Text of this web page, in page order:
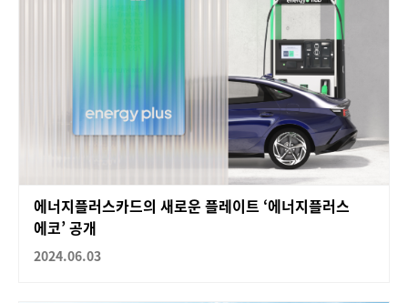
에너지플러스카드의 새로운 플레이트 ‘에너지플러스
에코’ 공개
2024.06.03